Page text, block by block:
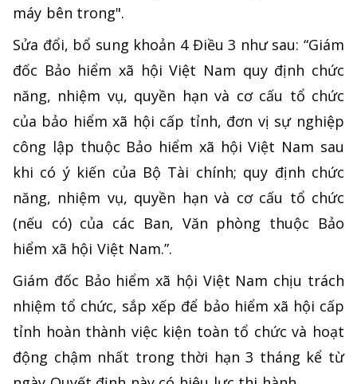
máy bên trong".
Sửa đổi, bổ sung khoản 4 Điều 3 như sau: “Giám
đốc Bảo hiểm xã hội Việt Nam quy định chức
năng, nhiệm vụ, quyền hạn và cơ cấu tổ chức
của bảo hiểm xã hội cấp tỉnh, đơn vị sự nghiệp
công lập thuộc Bảo hiểm xã hội Việt Nam sau
khi có ý kiến của Bộ Tài chính; quy định chức
năng, nhiệm vụ, quyền hạn và cơ cấu tổ chức
(nếu có) của các Ban, Văn phòng thuộc Bảo
hiểm xã hội Việt Nam.”.
Giám đốc Bảo hiểm xã hội Việt Nam chịu trách
nhiệm tổ chức, sắp xếp để bảo hiểm xã hội cấp
tỉnh hoàn thành việc kiện toàn tổ chức và hoạt
động chậm nhất trong thời hạn 3 tháng kể từ